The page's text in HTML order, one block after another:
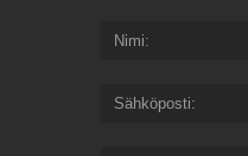
Nimi
Sähköposti